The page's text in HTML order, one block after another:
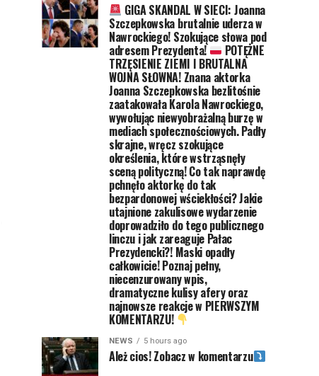
GIGA SKANDAL W SIECI: Joanna
Szczepkowska brutalnie uderza w
Nawrockiego! Szokujące słowa pod
adresem Prezydenta! POTĘŻNE
TRZĘSIENIE ZIEMI I BRUTALNA
WOJNA SŁOWNA! Znana aktorka
Joanna Szczepkowska bezlitośnie
zaatakowała Karola Nawrockiego,
wywołując niewyobrażalną burzę w
mediach społecznościowych. Padły
skrajne, wręcz szokujące
określenia, które wstrząsnęły
sceną polityczną! Co tak naprawdę
pchnęło aktorkę do tak
bezpardonowej wściekłości? Jakie
utajnione zakulisowe wydarzenie
doprowadziło do tego publicznego
linczu i jak zareaguje Pałac
Prezydencki?! Maski opadły
całkowicie! Poznaj pełny,
niecenzurowany wpis,
dramatyczne kulisy afery oraz
najnowsze reakcje w PIERWSZYM
KOMENTARZU!
NEWS 5 hours ago
Ależ cios! Zobacz w komentarzu